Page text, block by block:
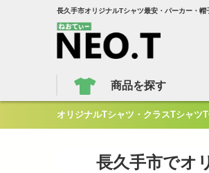
長久手市オリジナルTシャツ最安・パーカー・帽
商品を探す
オリジナルTシャツ・クラスTシャツ
長久手市でオ